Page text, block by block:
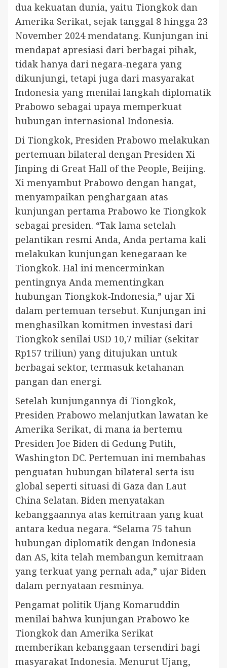
dua kekuatan dunia, yaitu Tiongkok dan
Amerika Serikat, sejak tanggal 8 hingga 23
November 2024 mendatang. Kunjungan ini
mendapat apresiasi dari berbagai pihak,
tidak hanya dari negara-negara yang
dikunjungi, tetapi juga dari masyarakat
Indonesia yang menilai langkah diplomatik
Prabowo sebagai upaya memperkuat
hubungan internasional Indonesia.
Di Tiongkok, Presiden Prabowo melakukan
pertemuan bilateral dengan Presiden Xi
Jinping di Great Hall of the People, Beijing.
Xi menyambut Prabowo dengan hangat,
menyampaikan penghargaan atas
kunjungan pertama Prabowo ke Tiongkok
sebagai presiden. “Tak lama setelah
pelantikan resmi Anda, Anda pertama kali
melakukan kunjungan kenegaraan ke
Tiongkok. Hal ini mencerminkan
pentingnya Anda mementingkan
hubungan Tiongkok-Indonesia,” ujar Xi
dalam pertemuan tersebut. Kunjungan ini
menghasilkan komitmen investasi dari
Tiongkok senilai USD 10,7 miliar (sekitar
Rp157 triliun) yang ditujukan untuk
berbagai sektor, termasuk ketahanan
pangan dan energi.
Setelah kunjungannya di Tiongkok,
Presiden Prabowo melanjutkan lawatan ke
Amerika Serikat, di mana ia bertemu
Presiden Joe Biden di Gedung Putih,
Washington DC. Pertemuan ini membahas
penguatan hubungan bilateral serta isu
global seperti situasi di Gaza dan Laut
China Selatan. Biden menyatakan
kebanggaannya atas kemitraan yang kuat
antara kedua negara. “Selama 75 tahun
hubungan diplomatik dengan Indonesia
dan AS, kita telah membangun kemitraan
yang terkuat yang pernah ada,” ujar Biden
dalam pernyataan resminya.
Pengamat politik Ujang Komaruddin
menilai bahwa kunjungan Prabowo ke
Tiongkok dan Amerika Serikat
memberikan kebanggaan tersendiri bagi
masyarakat Indonesia. Menurut Ujang,